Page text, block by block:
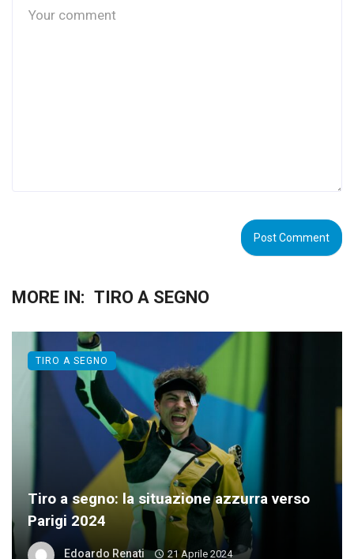
MORE IN: TIRO A SEGNO
Tiro a segno: la situazione azzurra verso
Parigi 2024
Edoardo Renati 21 Aprile 2024
TIRO A SEGNO